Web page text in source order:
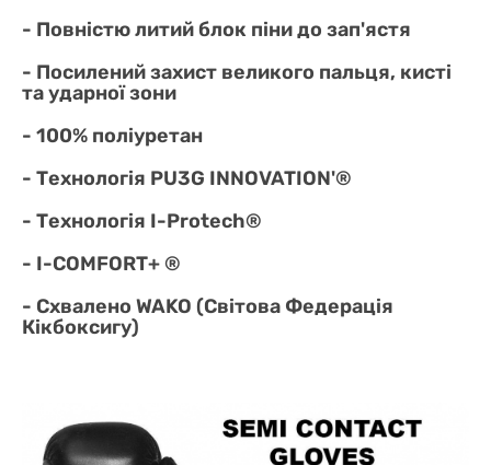
- Повністю литий блок піни до зап'ястя
- Посилений захист великого пальця, кисті
та ударної зони
- 100% поліуретан
- Технологія PU3G INNOVATION'®
- Технологія I-Protech®
- I-COMFORT+ ®
- Схвалено WAKO (Світова Федерація
Кікбоксигу)